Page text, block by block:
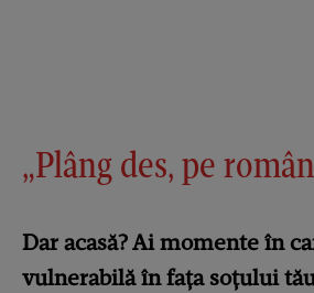
„Plâng des, pe
Dar acasă? Ai momente în
vulnerabilă în fața soțului